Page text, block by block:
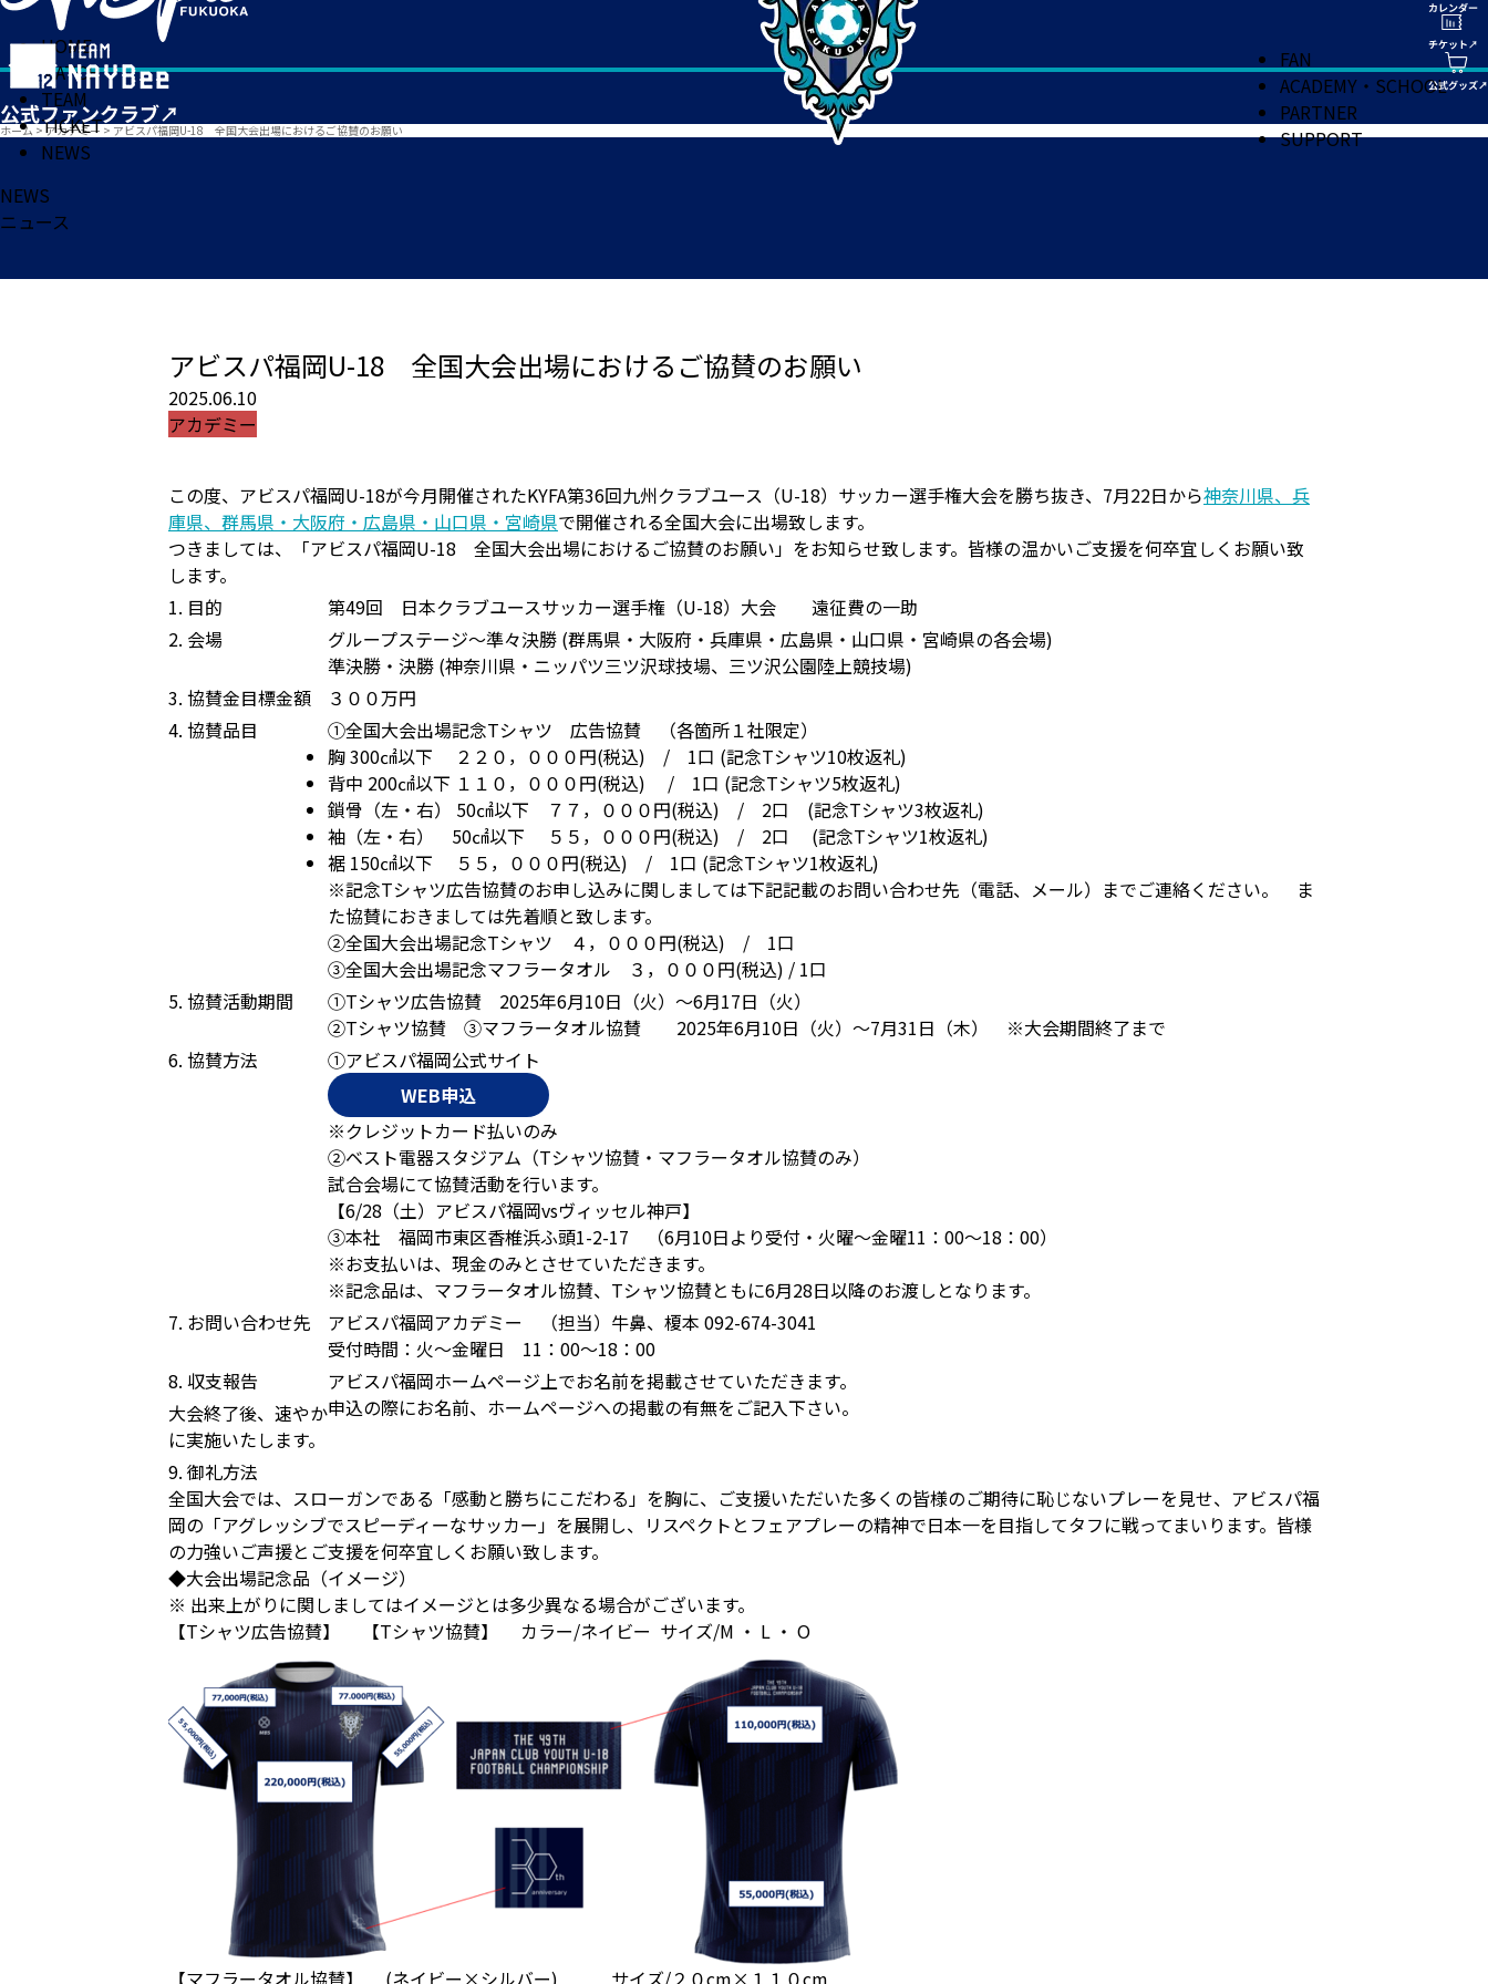
HOME
MATCH
TEAM
TICKET
NEWS
FAN
ACADEMY・SCHOOL
PARTNER
SUPPORT
ホーム > アカデミー > アビスパ福岡U-18 全国大会出場におけるご協賛のお願い
NEWS
ニュース
アビスパ福岡U-18 全国大会出場におけるご協賛のお願い
2025.06.10
アカデミー
この度、アビスパ福岡U-18が今月開催されたKYFA第36回九州クラブユース（U-18）サッカー選手権大会を勝ち抜き、7月22日から神奈川県、兵
庫県、群馬県・大阪府・広島県・山口県・宮崎県で開催される全国大会に出場致します。
つきましては、「アビスパ福岡U-18 全国大会出場におけるご協賛のお願い」をお知らせ致します。皆様の温かいご支援を何卒宜しくお願い致
します。
1. 目的
第49回 日本クラブユースサッカー選手権（U-18）大会 遠征費の一助
2. 会場
グループステージ〜準々決勝 (群馬県・大阪府・兵庫県・広島県・山口県・宮崎県の各会場)
準決勝・決勝 (神奈川県・ニッパツ三ツ沢球技場、三ツ沢公園陸上競技場)
3. 協賛金目標金額
３００万円
4. 協賛品目
①全国大会出場記念Tシャツ 広告協賛 （各箇所１社限定）
胸 300㎠以下 ２２０，０００円(税込) / 1口 (記念Tシャツ10枚返礼)
背中 200㎠以下 １１０，０００円(税込) / 1口 (記念Tシャツ5枚返礼)
鎖骨（左・右） 50㎠以下 ７７，０００円(税込) / 2口 (記念Tシャツ3枚返礼)
袖（左・右） 50㎠以下 ５５，０００円(税込) / 2口 (記念Tシャツ1枚返礼)
裾 150㎠以下 ５５，０００円(税込) / 1口 (記念Tシャツ1枚返礼)
※記念Tシャツ広告協賛のお申し込みに関しましては下記記載のお問い合わせ先（電話、メール）までご連絡ください。 ま
た協賛におきましては先着順と致します。
②全国大会出場記念Tシャツ ４，０００円(税込) / 1口
③全国大会出場記念マフラータオル ３，０００円(税込) / 1口
5. 協賛活動期間
①Tシャツ広告協賛 2025年6月10日（火）～6月17日（火）
②Tシャツ協賛 ③マフラータオル協賛 2025年6月10日（火）〜7月31日（木） ※大会期間終了まで
6. 協賛方法
①アビスパ福岡公式サイト
WEB申込
※クレジットカード払いのみ
②ベスト電器スタジアム（Tシャツ協賛・マフラータオル協賛のみ）
試合会場にて協賛活動を行います。
【6/28（土）アビスパ福岡vsヴィッセル神戸】
③本社 福岡市東区香椎浜ふ頭1-2-17 （6月10日より受付・火曜～金曜11：00～18：00）
※お支払いは、現金のみとさせていただきます。
※記念品は、マフラータオル協賛、Tシャツ協賛ともに6月28日以降のお渡しとなります。
7. お問い合わせ先
アビスパ福岡アカデミー （担当）牛鼻、榎本 092-674-3041
受付時間：火〜金曜日 11：00〜18：00
8. 収支報告
大会終了後、速やか
に実施いたします。
9. 御礼方法
アビスパ福岡ホームページ上でお名前を掲載させていただきます。
申込の際にお名前、ホームページへの掲載の有無をご記入下さい。
全国大会では、スローガンである「感動と勝ちにこだわる」を胸に、ご支援いただいた多くの皆様のご期待に恥じないプレーを見せ、アビスパ福
岡の「アグレッシブでスピーディーなサッカー」を展開し、リスペクトとフェアプレーの精神で日本一を目指してタフに戦ってまいります。皆様
の力強いご声援とご支援を何卒宜しくお願い致します。
◆大会出場記念品（イメージ）
※ 出来上がりに関しましてはイメージとは多少異なる場合がございます。
【Tシャツ広告協賛】 【Tシャツ協賛】 カラー/ネイビー サイズ/M ・ L ・ O
【マフラータオル協賛】 (ネイビー×シルバー) サイズ/２０cm×１１０cm